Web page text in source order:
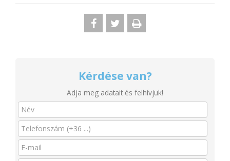
Kérdése van?
Adja meg adatait és felhívjuk!